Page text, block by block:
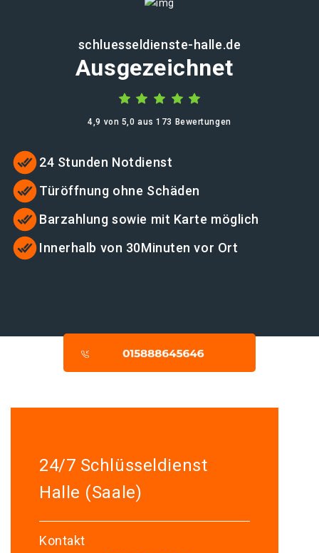
schluesseldienste-halle.de
Ausgezeichnet
4,9 von 5,0 aus 173 Bewertungen
24 Stunden Notdienst
Türöffnung ohne Schäden
Barzahlung sowie mit Karte möglich
Innerhalb von 30Minuten vor Ort
24/7 Schlüsseldienst
Halle (Saale)
Kontakt